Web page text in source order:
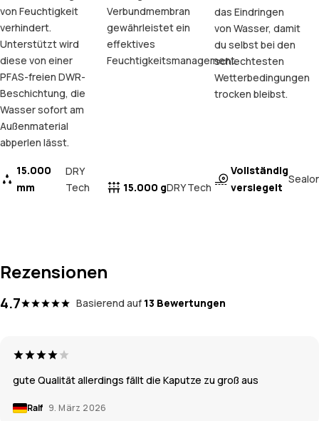
von Feuchtigkeit
verhindert.
Unterstützt wird
diese von einer
PFAS-freien DWR-
Beschichtung, die
Wasser sofort am
Außenmaterial
abperlen lässt.
15.000
mm
DRY
Tech
Verbundmembran
gewährleistet ein
effektives
Feuchtigkeitsmanagement.
15.000 gDRY Tech
das Eindringen
von Wasser, damit
du selbst bei den
schlechtesten
Wetterbedingungen
trocken bleibst.
Vollständig
versiegelt
Rezensionen
4.7 Basierend auf 13 Bewertungen
gute Qualität allerdings fällt die Kaputze zu groß aus
Ralf 9. März 2026